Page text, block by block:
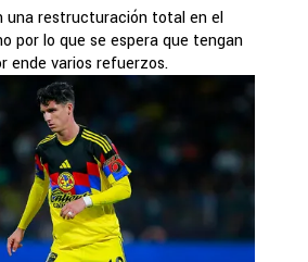
una restructuración total en el
por lo que se espera que tengan
ende varios refuerzos.